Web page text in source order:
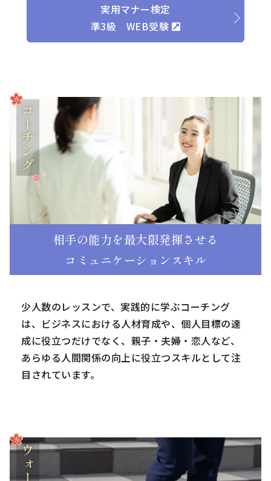
実用マナー検定
準3級 WEB受験
コーチング
相手の能力を最大限発揮させる
コミュニケーションスキル
少人数のレッスンで、実践的に学ぶコーチング
は、ビジネスにおける人材育成や、個人目標の達
成に役立つだけでなく、親子・夫婦・恋人など、
あらゆる人間関係の向上に役立つスキルとして注
目されています。